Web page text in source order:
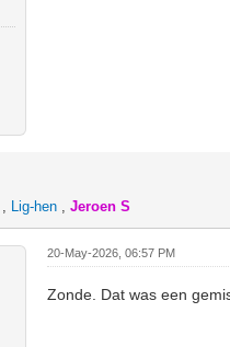
, Lig-hen ,Jeroen S
20-May-2026, 06:57 PM
Zonde. Dat was een